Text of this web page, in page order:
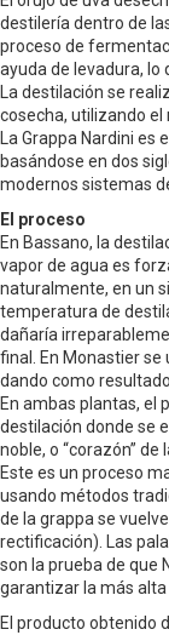
destilería dentro de
proceso de
ayuda de levadura, lo
La destilación se
cosecha, utilizando el
La Grappa Nardini
basándose en dos
modernos sistemas
El proceso
En Bassano, la
vapor de agua es
naturalmente, en un
temperatura de
dañaría
final. En Monastier se
dando como
En ambas plantas, el
destilación donde se
noble, o “corazón” de
Este es un proceso
usando métodos
de la grappa se
rectificación). Las
son la prueba de que
garantizar la más alta
El producto obtenido